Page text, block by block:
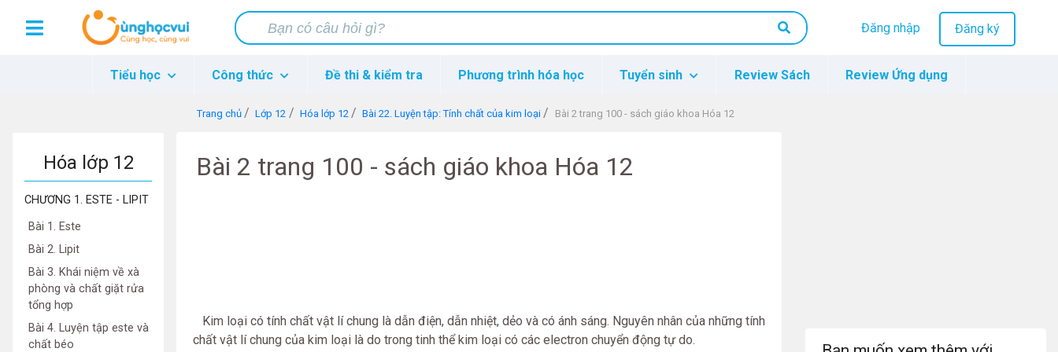
Đăng nhập Đăng ký
Tiểu học Công thức Đề thi & kiểm tra Phương trình hóa học Tuyển sinh Review Sách Review Ứng dụng
Trang chủ Lớp 12 Hóa lớp 12 Bài 22. Luyện tập: Tính chất của kim loại Bài 2 trang 100 - sách giáo khoa Hóa 12
Hóa lớp 12
CHƯƠNG 1. ESTE - LIPIT
Bài 1. Este
Bài 2. Lipit
Bài 3. Khái niệm về xà
phòng và chất giặt rửa
tổng hợp
Bài 4. Luyện tập este và
chất béo
Bài 2 trang 100 - sách giáo khoa Hóa 12
Kim loại có tính chất vật lí chung là dẫn điện, dẫn nhiệt, dẻo và có ánh sáng. Nguyên nhân của những tính
chất vật lí chung của kim loại là do trong tinh thể kim loại có các electron chuyển động tự do.